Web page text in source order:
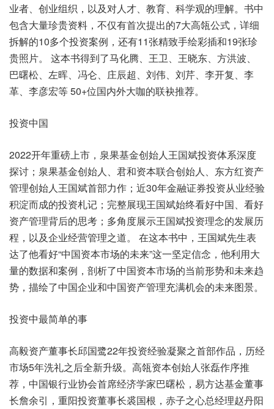
业者、创业组织，以及对人才、教育、科学观的理解。书中
包含大量珍贵资料，不仅有首次提出的7大高瓴公式，详细
拆解的10多个投资案例，还有11张精致手绘彩插和19张珍
贵照片。 这本书得到了马化腾、王卫、王晓东、方洪波、
巴曙松、左晖、冯仑、庄辰超、刘伟、刘芹、李开复、李
革、李彦宏等 50+位国内外大咖的联袂推荐。
投资中国
2022开年重磅上市，泉果基金创始人王国斌投资体系深度
探讨；泉果基金创始人、君和资本联合创始人、东方红资产
管理创始人王国斌首部力作；近30年金融证券投资从业经验
积淀而成的投资札记；完整展现王国斌始终看好中国、看好
资产管理背后的思考；多角度展示王国斌投资理念的发展历
程，以及企业经营管理之道。 在这本书中，王国斌先生表
达了他看好“中国资本市场的未来”这一坚定信念，他利用大
量的数据和案例，剖析了中国资本市场的当前形势和未来趋
势，描绘了中国企业和中国资产管理充满机会的未来图景。
投资中最简单的事
高毅资产董事长邱国鹭22年投资经验凝聚之首部作品，历经
市场5年洗礼之后全新升级。高瓴资本创始人张磊作序推
荐，中国银行业协会首席经济学家巴曙松，易方达基金董事
长詹余引，重阳投资董事长裘国根，赤子之心总经理赵丹阳